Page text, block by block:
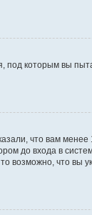
которым вы
что вам менее
до входа в
возможно, что вы